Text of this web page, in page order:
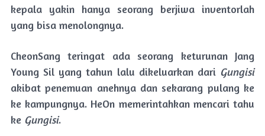
kepala yakin hanya seorang berjiwa inventorlah
yang bisa menolongnya.
CheonSang teringat ada seorang keturunan Jang
Young Sil yang tahun lalu dikeluarkan dari Gungisi
akibat penemuan anehnya dan sekarang pulang ke
ke kampungnya. HeOn memerintahkan mencari tahu
ke Gungisi.